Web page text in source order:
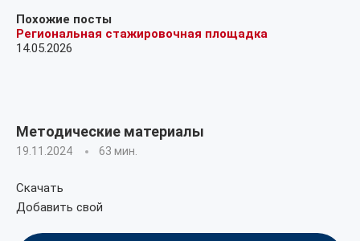
Похожие посты
Региональная стажировочная площадка
14.05.2026
Методические материалы
19.11.2024 63 мин.
Скачать
Добавить свой